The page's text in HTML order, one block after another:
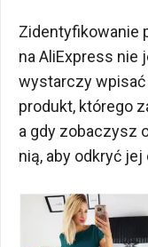
Zidentyfikowanie
na AliExpress nie
wystarczy
produkt, którego
a gdy zobaczysz
nią, aby odkryć jej